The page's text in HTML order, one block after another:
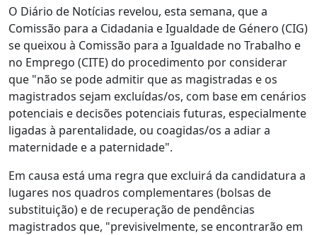
O Diário de Notícias revelou, esta semana, que a
Comissão para a Cidadania e Igualdade de Género (CIG)
se queixou à Comissão para a Igualdade no Trabalho e
no Emprego (CITE) do procedimento por considerar
que "não se pode admitir que as magistradas e os
magistrados sejam excluídas/os, com base em cenários
potenciais e decisões potenciais futuras, especialmente
ligadas à parentalidade, ou coagidas/os a adiar a
maternidade e a paternidade".
Em causa está uma regra que excluirá da candidatura a
lugares nos quadros complementares (bolsas de
substituição) e de recuperação de pendências
magistrados que, "previsivelmente, se encontrarão em